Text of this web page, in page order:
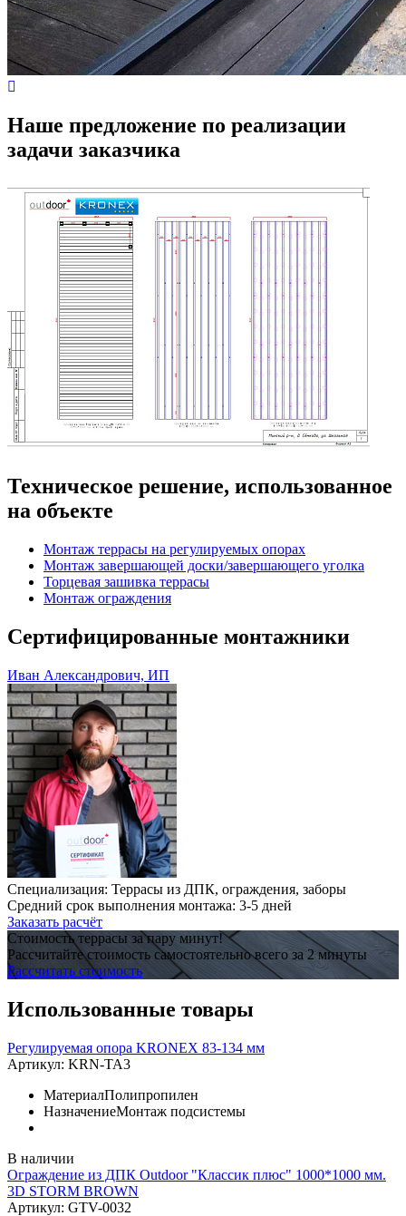
Наше предложение по реализации
задачи заказчика
Техническое решение, использованное
на объекте
Монтаж террасы на регулируемых опорах
Монтаж завершающей доски/завершающего уголка
Торцевая зашивка террасы
Монтаж ограждения
Сертифицированные монтажники
Иван Александрович, ИП
Специализация: Террасы из ДПК, ограждения, заборы
Средний срок выполнения монтажа: 3-5 дней
Заказать расчёт
Стоимость террасы за пару минут!
Рассчитайте стоимость самостоятельно всего за 2 минуты
Рассчитать стоимость
Использованные товары
Регулируемая опора KRONEX 83-134 мм
Артикул: KRN-TA3
МатериалПолипропилен
НазначениеМонтаж подсистемы
В наличии
Ограждение из ДПК Outdoor "Классик плюс" 1000*1000 мм.
3D STORM BROWN
Артикул: GTV-0032